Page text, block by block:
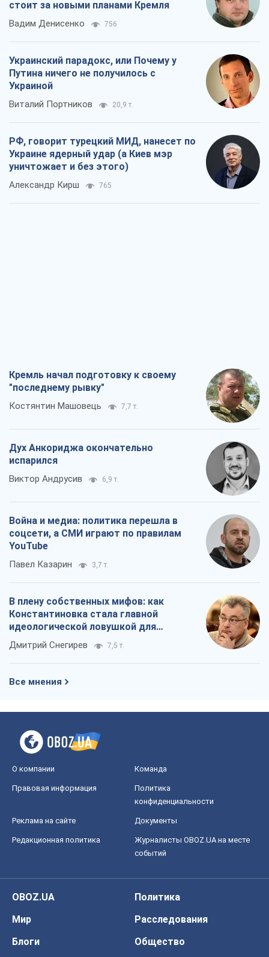
стоит за новыми планами Кремля
Вадим Денисенко 756
Украинский парадокс, или Почему у
Путина ничего не получилось с
Украиной
Виталий Портников 20,9 т.
РФ, говорит турецкий МИД, нанесет по
Украине ядерный удар (а Киев мэр
уничтожает и без этого)
Александр Кирш 765
Кремль начал подготовку к своему
"последнему рывку"
Костянтин Машовець 7,7 т.
Дух Анкориджа окончательно
испарился
Виктор Андрусив 6,9 т.
Война и медиа: политика перешла в
соцсети, а СМИ играют по правилам
YouTube
Павел Казарин 3,7 т.
В плену собственных мифов: как
Константиновка стала главной
идеологической ловушкой для
российских оккупантов
Дмитрий Снегирев 7,5 т.
Все мнения
О компании Команда
Правовая информация
Политика
конфиденциальности
Реклама на сайте Документы
Редакционная политика
Журналисты OBOZ.UA на месте
событий
OBOZ.UA
Политика
Мир
Расследования
Блоги
Общество